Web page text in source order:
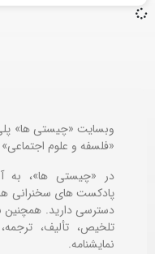
وبسایت «چیستی ها»
«فلسفه و علوم اجتماعی»
در «چیستی ها»، به
پادکست های سخنرانی
دسترسی دارید. همچنین
تلخیص، تألیف،
نمایشنامه.